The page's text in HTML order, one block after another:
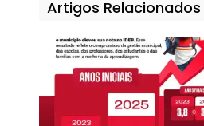
Artigos Relacionados